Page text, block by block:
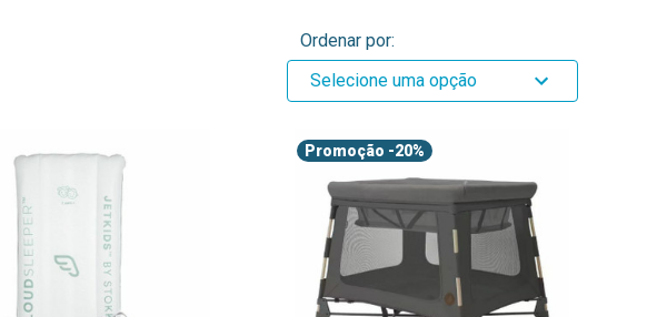
Ordenar por:
Selecione uma opção
Promoção -20%